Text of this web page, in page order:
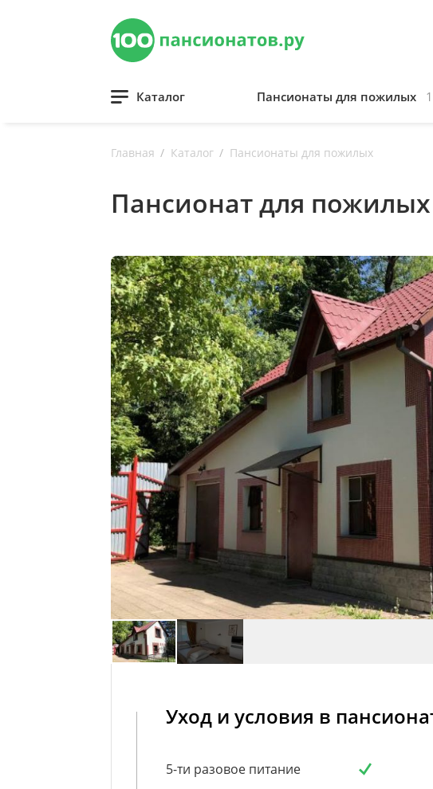
Каталог Пансионаты для пожилых
Главная Каталог Пансионаты для пожилых
Пансионат для
Уход и условия в
5-ти разовое питание